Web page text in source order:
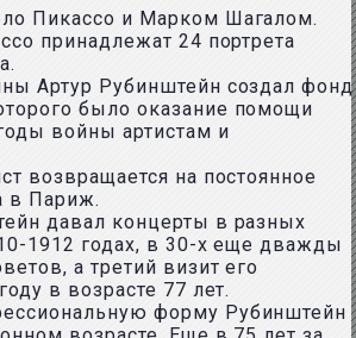
Пикассо и Марком Шагалом.
принадлежат 24 портрета
Артур Рубинштейн создал фонд
было оказание помощи
войны артистам и
возвращается на постоянное
в Париж.
давал концерты в разных
1912 годах, в 30-х еще дважды
а третий визит его
в возрасте 77 лет.
форму Рубинштейн